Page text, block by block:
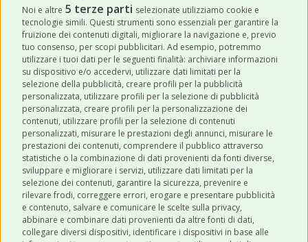
Noi e altre 5 terze parti selezionate utilizziamo cookie e
tecnologie simili. Questi strumenti sono essenziali per garantire la
fruizione dei contenuti digitali, migliorare la navigazione e, previo
tuo consenso, per scopi pubblicitari. Ad esempio, potremmo
utilizzare i tuoi dati per le seguenti finalità: archiviare informazioni
su dispositivo e/o accedervi, utilizzare dati limitati per la
selezione della pubblicità, creare profili per la pubblicità
personalizzata, utilizzare profili per la selezione di pubblicità
personalizzata, creare profili per la personalizzazione dei
contenuti, utilizzare profili per la selezione di contenuti
personalizzati, misurare le prestazioni degli annunci, misurare le
prestazioni dei contenuti, comprendere il pubblico attraverso
statistiche o la combinazione di dati provenienti da fonti diverse,
sviluppare e migliorare i servizi, utilizzare dati limitati per la
selezione dei contenuti, garantire la sicurezza, prevenire e
rilevare frodi, correggere errori, erogare e presentare pubblicità
e contenuto, salvare e comunicare le scelte sulla privacy,
abbinare e combinare dati provenienti da altre fonti di dati,
collegare diversi dispositivi, identificare i dispositivi in base alle
Acconsento a ricevere newsletter,
aggiornamenti e offerte promozionali da
Robinson Pet Shop tramite email.*
ULTIMI POST
CATEGORIE